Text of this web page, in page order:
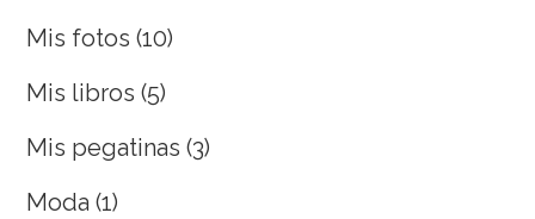
Mis fotos (10)
Mis libros (5)
Mis pegatinas (3)
Moda (1)